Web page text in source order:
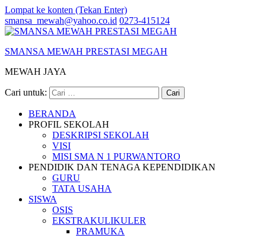
Lompat ke konten (Tekan Enter)
smansa_mewah@yahoo.co.id 0273-415124
SMANSA MEWAH PRESTASI MEGAH
MEWAH JAYA
Cari untuk:
BERANDA
PROFIL SEKOLAH
DESKRIPSI SEKOLAH
VISI
MISI SMA N 1 PURWANTORO
PENDIDIK DAN TENAGA KEPENDIDIKAN
GURU
TATA USAHA
SISWA
OSIS
EKSTRAKULIKULER
PRAMUKA